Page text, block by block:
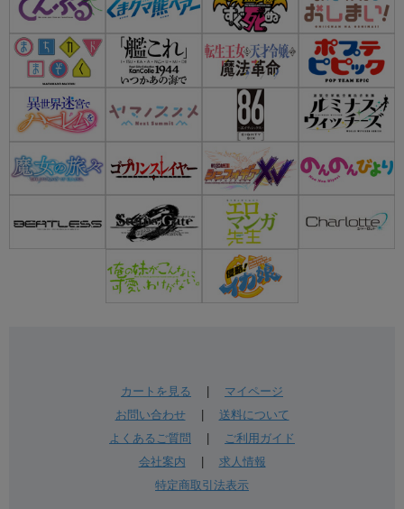
カートを見る
マイページ
お問い合わせ| 送料について
よくあるご質問
ご利用ガイド
会社案内
求人情報
特定商取引法表示